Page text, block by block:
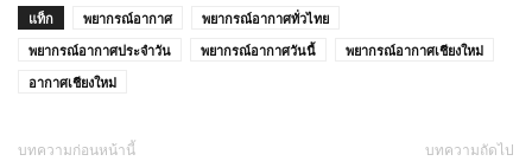
แท็ก พยากรณ์อากาศ
พยากรณ์อากาศทั่วไทย
พยากรณ์อากาศประจำวัน
พยากรณ์อากาศวันนี้
พยากรณ์อากาศเชียงใหม่
อากาศเชียงใหม่
บทความก่อนหน้านี้ บทความถัดไป